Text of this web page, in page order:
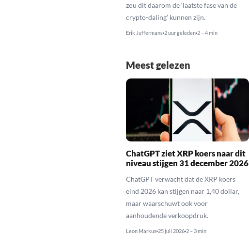
zou dit daarom de ‘laatste fase van de
crypto-daling’ kunnen zijn.
Erik Juffermans 2 uur geleden 2 – 4 min
Meest gelezen
ChatGPT ziet XRP koers naar dit
niveau stijgen 31 december 2026
ChatGPT verwacht dat de XRP koers
eind 2026 kan stijgen naar 1,40 dollar,
maar waarschuwt ook voor
aanhoudende verkoopdruk.
Leon Markus 25 juli 2026 2 – 3 min